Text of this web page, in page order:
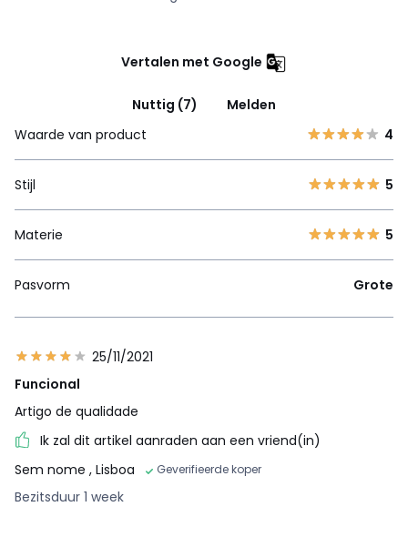
Vertalen met Google
Nuttig (7)
Melden
Waarde van product
4
Stijl 5
Materie 5
Pasvorm Grote
25/11/2021
Funcional
Artigo de qualidade
Ik zal dit artikel aanraden aan een vriend(in)
Sem nome , Lisboa Geverifieerde koper
Bezitsduur 1 week